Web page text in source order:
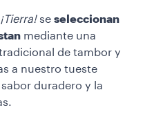
se seleccionan
mediante una
de tambor y
a nuestro tueste
duradero y la